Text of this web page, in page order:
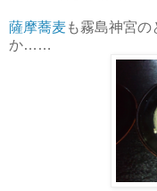
薩摩蕎麦も霧島神宮
か……